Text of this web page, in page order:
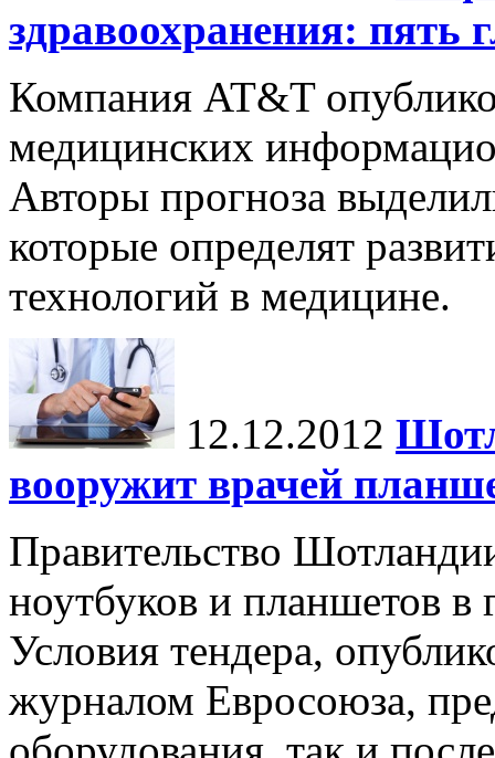
здравоохранения: пять
Компания AT&T
медицинских
Авторы прогноза
которые определят
технологий в медицине.
12.12.2012
вооружит врачей
Правительство
ноутбуков и планшетов в
Условия тендера,
журналом Евросоюза,